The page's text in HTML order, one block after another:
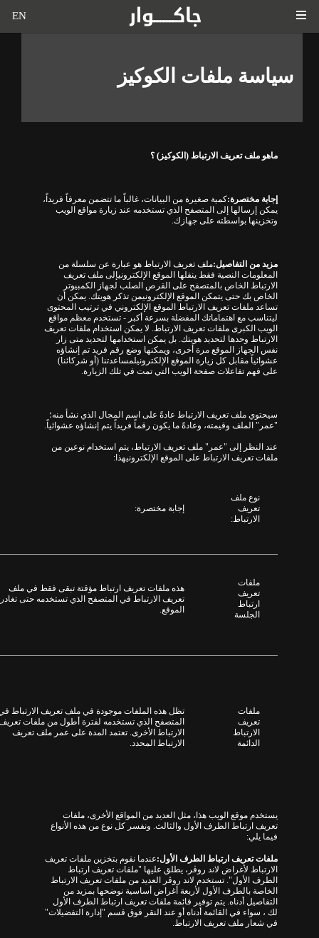
EN
سياسة ملفات الكوكيز
ماهو ملف تعريف الارتباط( الكوكيز)؟
إجابة مختصرة:كمية صغيرة من البيانات، غالباً ما تتضمن معرفاً فريداً،
يمكن إرسالها إلى المتصفح الذي تستخدمه عند زيارة مواقع الويب
وتخزينها بواسطته على جهازك.
مزيد من التفاصيل:ملف تعريف الارتباط هو عبارة عن سلسلة من
المعلومات النصية فقط ينقلها الموقع الإلكترونيإلى ملف تعريف
الارتباط الخاص بالمتصفح على القرص الصلب لجهاز الكمبيوتر
الخاص بك حتى يتمكن الموقع الإلكترونيمن تذكر هويتك.يمكن أن
تساعد ملفات تعريف الارتباط الموقع الإلكتروني في ترتيب المحتوى
ليتناسب مع اهتماماتك المفضلة بسرعة أكبر-تستخدم معظم مواقع
الويب الكبرى ملفات تعريف الارتباط. لا يمكن استخدام ملفات تعريف
الارتباط وحدها لتحديد هويتك.بل يمكن استخدامها لتحديد متى زار
نفس الجهاز
الموقع مرة أخرى، ويمكنها وضع رقم فريد تم إنشاؤه
عشوائياً مقابل كل زيارة الموقع الإلكترونيلمساعدتنا ( أو شركائنا)
على فهم تفاعلات صفحة الويب التي تمت في تلك الزيارة.
سيحتوي ملف تعريف الارتباط عادةً على اسم المجال الذي نشأ منه؛
"عمر " الملف وقيمته، وعادةً ما يكون رقماً فريداً يتم إنشاؤه عشوائياً.
عند النظر إلى "عمر "ملف تعريف الارتباط، يتم استخدام نوعين من
ملفات تعريف الارتباط على الموقع الإلكترونيهذا:
نوع ملف
تعريف
الارتباط:
إجابة مختصرة:
ملفات
تعريف
ارتباط
الجلسة
هذه ملفات تعريف ارتباط مؤقتة تبقى فقط في ملف
تعريف الارتباط في المتصفح الذي تستخدمه حتى تغادر
الموقع.
ملفات
تعريف
الارتباط
الدائمة
تظل هذه الملفات موجودة في ملف تعريف الارتباط
المتصفح الذي تستخدمه لفترة أطول من ملفات
الارتباط الأخرى.تعتمد المدة على عمر ملف تعريف
الارتباط المحدد.
يستخدم موقع الويب هذا، مثل العديد من المواقع الأخرى، ملفات
تعريف ارتباط الطرف الأول والثالث. ونفسر كل نوع من هذه الأنواع
فيما يلي:
ملفات تعريف ارتباط الطرف الأول:عندما نقوم بتخزين ملفات تعريف
الارتباط لأغراض لاند روڤر ، يطلق عليها "ملفات تعريف ارتباط
الطرف الأول".تستخدم لاند روڤر العديد من ملفات تعريف الارتباط
الخاصة بالطرف الأول لأربعة أغراض أساسية نوضحها بمزيد من
التفاصيل أدناه.يتم توفير قائمة ملفات تعريف ارتباط الطرف الأول
لك ، سواء في القائمة أدناه أو عند النقر فوق قسم " إدارة التفضيلات"
في شعار ملف تعريف الارتباط.